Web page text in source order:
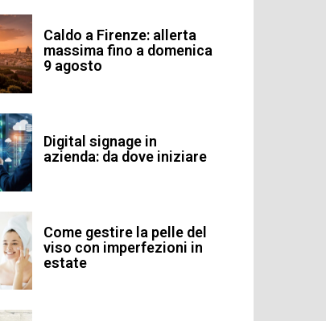
Caldo a Firenze: allerta
massima fino a domenica
9 agosto
Digital signage in
azienda: da dove iniziare
Come gestire la pelle del
viso con imperfezioni in
estate